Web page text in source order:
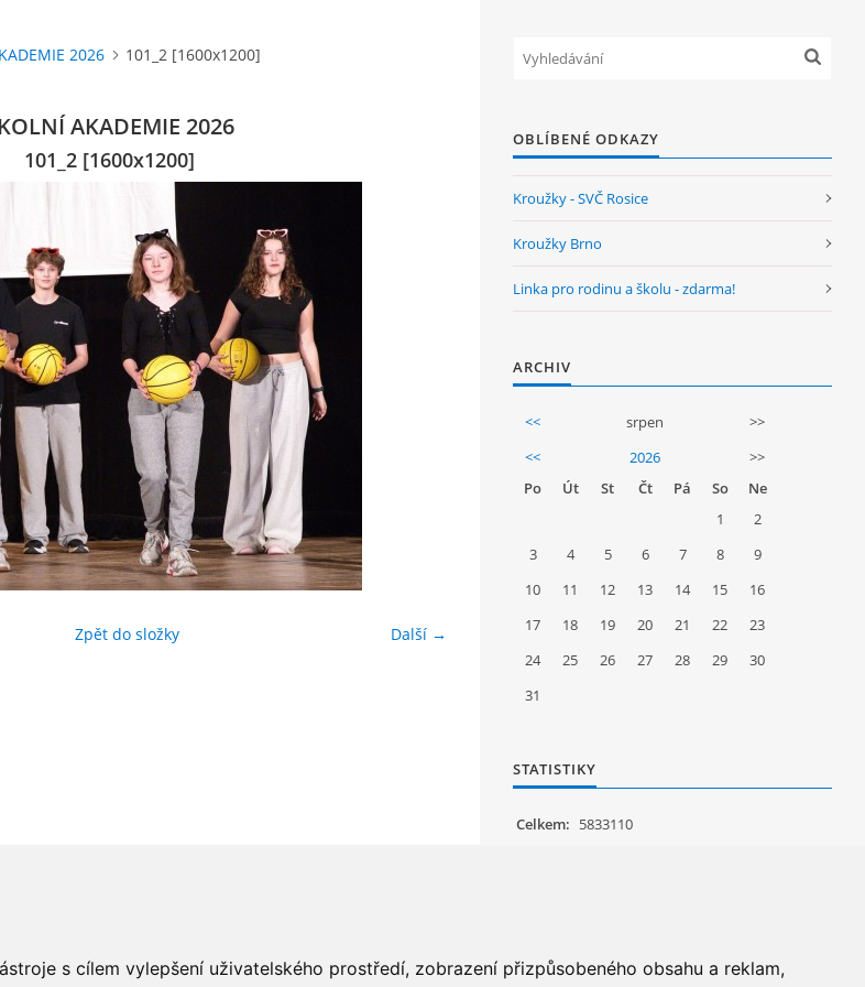
s cílem vylepšení uživatelského prostředí, zobrazení přizpůsobeného obsahu a reklam,
2026 101_2 [1600x1200]
AKADEMIE 2026
101_2 [1600x1200]
Další →
Zpět do složky
OBLÍBENÉ ODKAZY
Kroužky - SVČ Rosice
Kroužky Brno
Linka pro rodinu a školu - zdarma!
ARCHIV
<< srpen
>>
<<
2026
>>
Po
Út St Čt Pá So
Ne
1
2
3
4 5 6 7 8
9
10
11 12 13 14 15
16
17
18 19 20 21 22
23
24
25 26 27 28 29
30
31
STATISTIKY
Celkem: 5833110